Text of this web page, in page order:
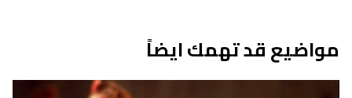
مواضيع قد تهمك ايضاً